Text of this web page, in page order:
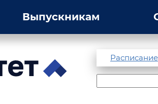
Выпускникам
Расписание